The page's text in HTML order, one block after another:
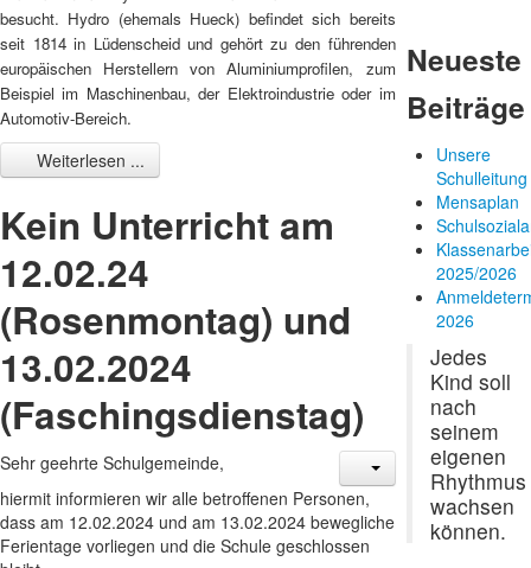
besucht. Hydro (ehemals Hueck) befindet sich bereits
seit 1814 in Lüdenscheid und gehört zu den führenden
europäischen Herstellern von Aluminiumprofilen, zum
Beispiel im Maschinenbau, der Elektroindustrie oder im
Automotiv-Bereich.
Weiterlesen ...
Kein Unterricht am
12.02.24
(Rosenmontag) und
13.02.2024
(Faschingsdienstag)
Sehr geehrte Schulgemeinde,
hiermit informieren wir alle betroffenen Personen,
dass am 12.02.2024 und am 13.02.2024 bewegliche
Ferientage vorliegen und die Schule geschlossen
Neueste
Beiträge
Unsere
Schulleitung
Mensaplan
2025/2026
2026
Jedes
Kind soll
nach
seinem
eigenen
Rhythmus
wachsen
können.